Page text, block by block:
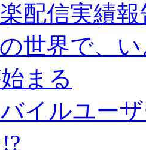
配信実績報
世界で、
まる
イルユー